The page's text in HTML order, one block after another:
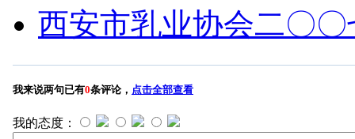
西安市乳业协会二〇